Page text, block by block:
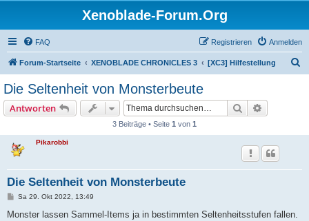
Xenoblade-Forum.Org
FAQ Anmelden
Registrieren
Forum-Startseite XENOBLADE CHRONICLES 3 [XC3] Hilfestellung
Die Seltenheit von Monsterbeute
Antworten Suche
3 Beiträge • Seite 1 von 1
Pikarobbi
Die Seltenheit von Monsterbeute
B
i
Sa 29. Okt 2022, 13:49
Monster lassen Sammel-Items ja in bestimmten Seltenheitsstufen fallen.